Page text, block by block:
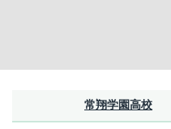
常翔学園高校